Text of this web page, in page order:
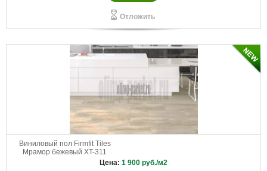
Отложить
Виниловый пол Firmfit Tiles
Мрамор бежевый XT-311
Цена: 1 900 руб./м2